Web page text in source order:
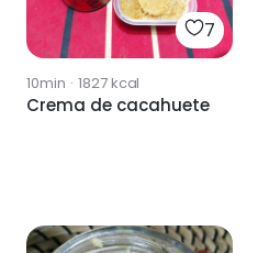
7
10min · 1827kcal
Crema de cacahuete